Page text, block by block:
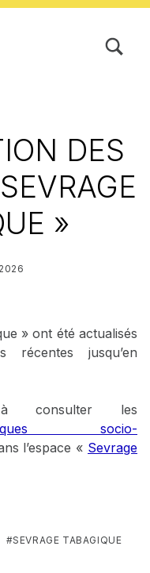
DES
»
» ont été actualisés
jusqu’en
consulter les
socio-
l’espace « Sevrage
TAGGED AS:
SEVRAGE TABAGIQUE